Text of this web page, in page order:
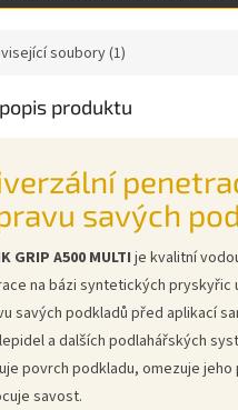
soubory (1)
produktu
savých
GRIP A500 MULTI je kvalitní
na bázi syntetických pryskyřic
savých podkladů před aplikací
a dalších podlahářských
povrch podkladu, omezuje jeho
savost.